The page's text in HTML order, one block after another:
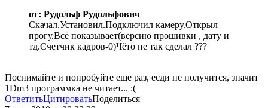
от: Рудольф Рудольфович
Скачал.Установил.Подключил камеру.Открыл
прогу.Всё показывает(версию прошивки , дату и
тд.Счетчик кадров-0)Чёто не так сделал ???
Поснимайте и попробуйте еще раз, есди не получится, значит
1Dm3 программка не читает... :(
ОтветитьЦитироватьПоделиться